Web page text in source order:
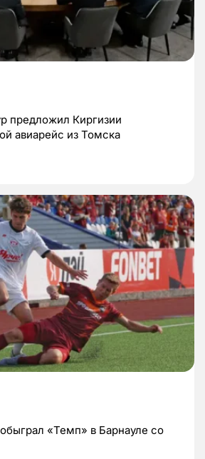
предложил Киргизии
авиарейс из Томска
«Темп» в Барнауле со